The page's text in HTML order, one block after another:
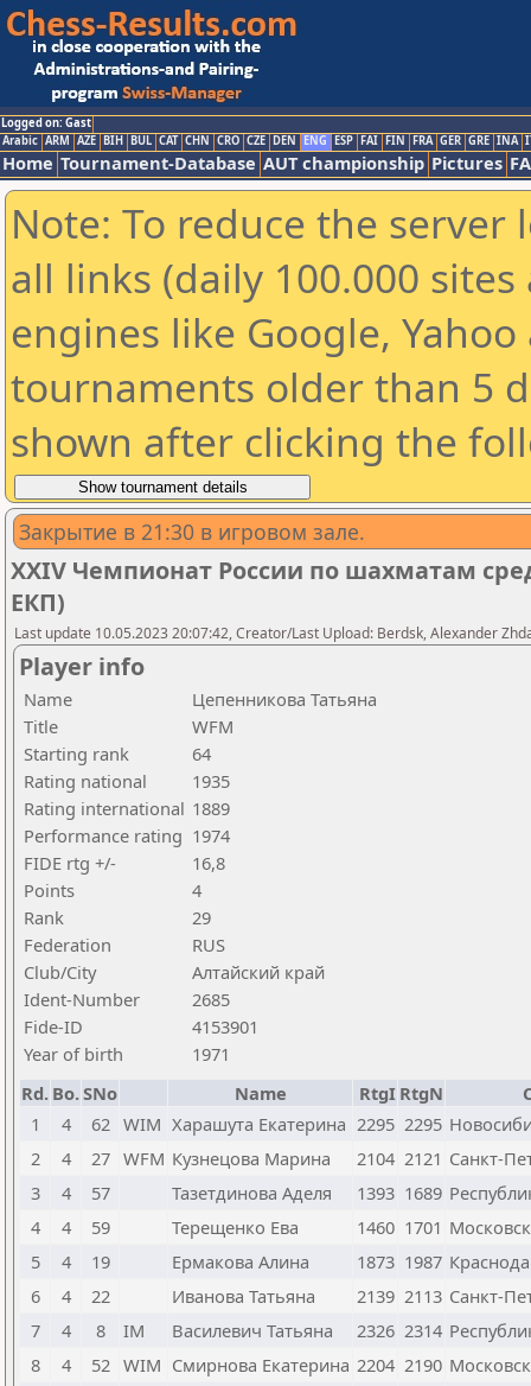
Logged on: Gast
Arabic ARM AZE BIH BUL CAT CHN CRO CZE DEN ENG ESP FAI FIN FRA GER GRE INA
Home Tournament-Database AUT championship Pictures
Note: To reduce the
all links (daily 100.000
engines like Google,
tournaments older than 5
shown after clicking the
Закрытие в 21:30 в игровом зале.
XXIV Чемпионат России по шахматам
ЕКП)
Last update 10.05.2023 20:07:42, Creator/Last Upload: Berdsk, Alexander
Player info
Name
Цепенникова Татьяна
Title
WFM
Starting rank
64
Rating national
1935
Rating international 1889
Performance rating 1974
FIDE rtg +/-
16,8
Points
4
Rank
29
Federation
RUS
Club/City
Алтайский край
Ident-Number
2685
Fide-ID
4153901
Year of birth
1971
Rd. Bo.SNo Name RtgI RtgN
1
4 62 WIM Харашута Екатерина 2295 2295
2
4 27 WFM Кузнецова Марина 2104 2121 Санкт-
3
4 57 Тазетдинова Аделя 1393 1689
4
4 59 Терещенко Ева 1460 1701
5
4 19 Ермакова Алина 1873 1987
6
4 22 Иванова Татьяна 2139 2113 Санкт-
7
4 8 IM Василевич Татьяна 2326 2314
8
4 52 WIM Смирнова Екатерина 2204 2190